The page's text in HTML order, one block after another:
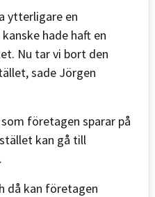
ytterligare en
hade haft en
Nu tar vi bort den
sade Jörgen
företagen sparar på
kan gå till
då kan företagen